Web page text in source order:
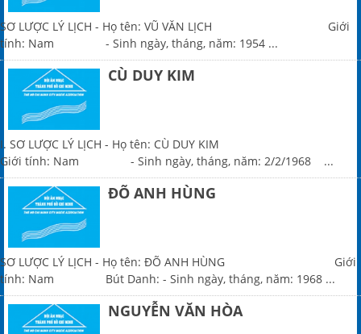
SƠ LƯỢC LÝ LỊCH - Họ tên: VŨ VĂN LỊCH Giới
tính: Nam - Sinh ngày, tháng, năm: 1954 ...
CÙ DUY KIM
I. SƠ LƯỢC LÝ LỊCH - Họ tên: CÙ DUY KIM
Giới tính: Nam - Sinh ngày, tháng, năm: 2/2/1968 ...
ĐÕ ANH HÙNG
SƠ LƯỢC LÝ LỊCH - Họ tên: ĐÕ ANH HÙNG Giới
tính: Nam Bút Danh: - Sinh ngày, tháng, năm: 1968 ...
NGUYỄN VĂN HÒA